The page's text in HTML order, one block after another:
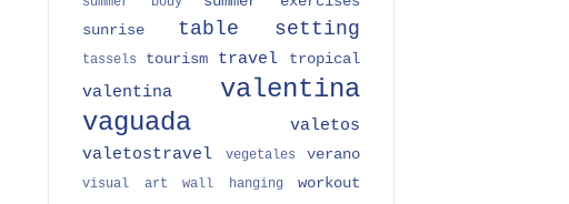
sunrise
table setting
tassels tourism travel tropical
valentina
valentina
vaguada
valetos
valetostravel
vegetales verano
visual art wall hanging workout